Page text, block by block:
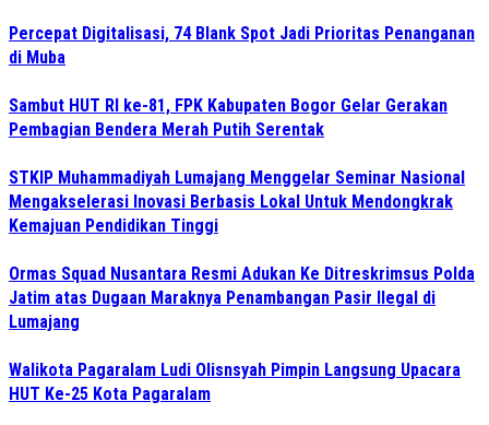
Percepat Digitalisasi, 74 Blank Spot Jadi Prioritas Penanganan
di Muba
Sambut HUT RI ke-81, FPK Kabupaten Bogor Gelar Gerakan
Pembagian Bendera Merah Putih Serentak
STKIP Muhammadiyah Lumajang Menggelar Seminar Nasional
Mengakselerasi Inovasi Berbasis Lokal Untuk Mendongkrak
Kemajuan Pendidikan Tinggi
Ormas Squad Nusantara Resmi Adukan Ke Ditreskrimsus Polda
Jatim atas Dugaan Maraknya Penambangan Pasir Ilegal di
Lumajang
Walikota Pagaralam Ludi Olisnsyah Pimpin Langsung Upacara
HUT Ke-25 Kota Pagaralam